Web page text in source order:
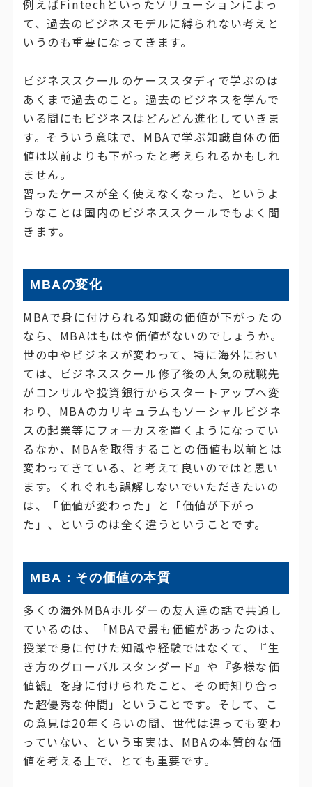
例えばFintechといったソリューションによっ
て、過去のビジネスモデルに縛られない考えと
いうのも重要になってきます。
ビジネススクールのケーススタディで学ぶのは
あくまで過去のこと。過去のビジネスを学んで
いる間にもビジネスはどんどん進化していきま
す。そういう意味で、MBAで学ぶ知識自体の価
値は以前よりも下がったと考えられるかもしれ
ません。
習ったケースが全く使えなくなった、というよ
うなことは国内のビジネススクールでもよく聞
きます。
MBAの変化
MBAで身に付けられる知識の価値が下がったの
なら、MBAはもはや価値がないのでしょうか。
世の中やビジネスが変わって、特に海外におい
ては、ビジネススクール修了後の人気の就職先
がコンサルや投資銀行からスタートアップへ変
わり、MBAのカリキュラムもソーシャルビジネ
スの起業等にフォーカスを置くようになってい
るなか、MBAを取得することの価値も以前とは
変わってきている、と考えて良いのではと思い
ます。くれぐれも誤解しないでいただきたいの
は、「価値が変わった」と「価値が下がっ
た」、というのは全く違うということです。
MBA：その価値の本質
多くの海外MBAホルダーの友人達の話で共通し
ているのは、「MBAで最も価値があったのは、
授業で身に付けた知識や経験ではなくて、『生
き方のグローバルスタンダード』や『多様な価
値観』を身に付けられたこと、その時知り合っ
た超優秀な仲間」ということです。そして、こ
の意見は20年くらいの間、世代は違っても変わ
っていない、という事実は、MBAの本質的な価
値を考える上で、とても重要です。